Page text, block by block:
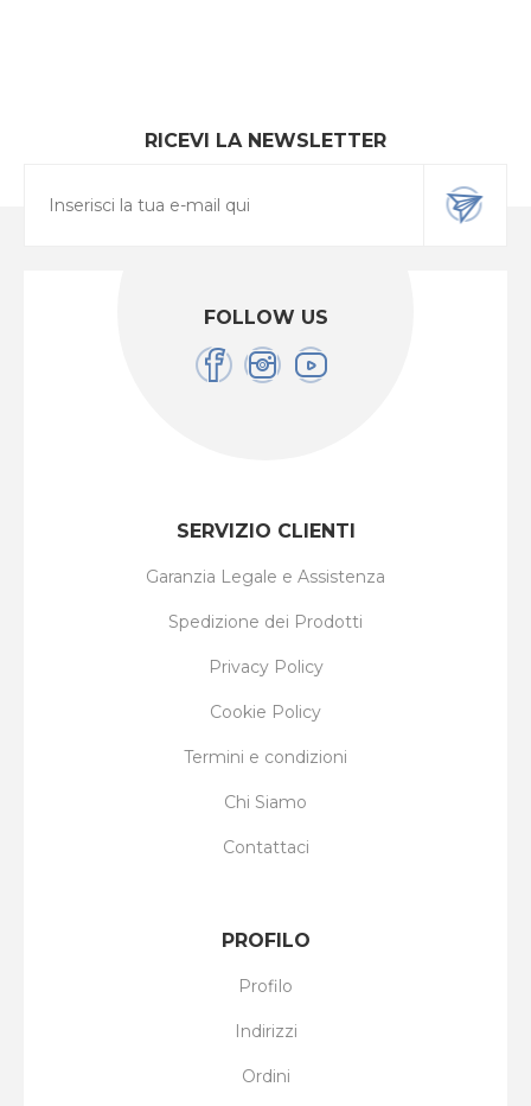
RICEVI LA NEWSLETTER
FOLLOW US
SERVIZIO CLIENTI
Garanzia Legale e Assistenza
Spedizione dei Prodotti
Privacy Policy
Cookie Policy
Termini e condizioni
Chi Siamo
Contattaci
PROFILO
Profilo
Indirizzi
Ordini